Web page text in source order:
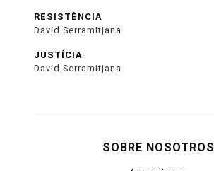
RESISTÈNCIA
David Serramitjana
JUSTÍCIA
David Serramitjana
SOBRE NOSOTROS